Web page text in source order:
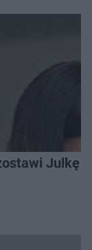
Julkę